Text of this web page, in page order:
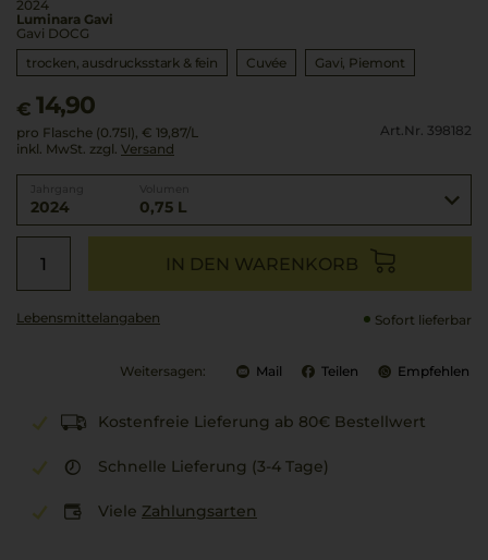
2024
Luminara Gavi
Gavi DOCG
trocken, ausdrucksstark & fein
Cuvée Gavi Piemont
€ 14,90
pro Flasche (0.75l), € 19,87/L
inkl. MwSt. zzgl. Versand
Art.Nr. 398182
2024 0,75 L
IN DEN WARENKORB
Lebensmittel­angaben Sofort lieferbar
Weitersagen: Mail Teilen Empfehlen
Kostenfreie Lieferung ab 80€ Bestellwert
Schnelle Lieferung (3-4 Tage)
Viele Zahlungsarten